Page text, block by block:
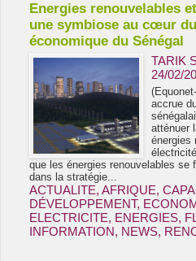
Energies renouvelables
une symbiose au cœur
économique du Sénégal
TARIK
24/02/
accrue
atténuer
énergies
que les énergies renouvelables se
dans la stratégie...
ACTUALITE, AFRIQUE,
DÉVELOPPEMENT,
ELECTRICITE, ENERGIES,
INFORMATION, NEWS,